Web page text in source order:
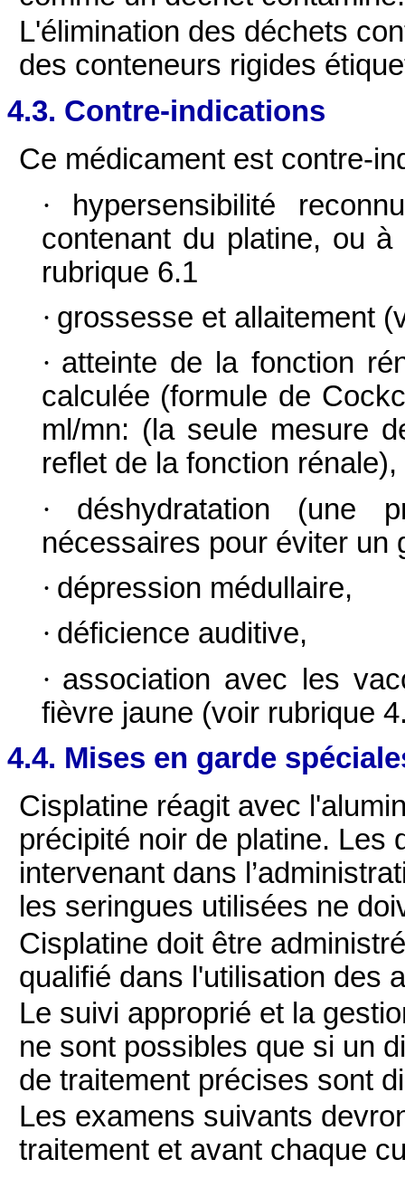
L'élimination des déchets
des conteneurs rigides
4.3. Contre-indications
Ce médicament est contre-
·
hypersensibilité
contenant du platine, ou
rubrique 6.1
· grossesse et allaitement
· atteinte de la fonction
calculée (formule de
ml/mn: (la seule mesure
reflet de la fonction rénale),
·
déshydratation (une
nécessaires pour éviter un
· dépression médullaire,
· déficience auditive,
· association avec les
fièvre jaune (voir rubrique
4.4. Mises en garde
Cisplatine réagit avec
précipité noir de platine. Les
intervenant dans
les seringues utilisées ne
Cisplatine doit être
qualifié dans l'utilisation des
Le suivi approprié et la
ne sont possibles que si un
de traitement précises sont
Les examens suivants
traitement et avant chaque